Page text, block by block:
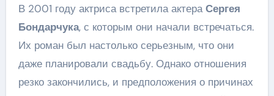
В 2001 году актриса встретила актераСергея
Бондарчука, с которым они начали встречаться.
Их роман был настолько серьезным, что они
даже планировали свадьбу. Однако отношения
резко закончились, и предположения о причинах